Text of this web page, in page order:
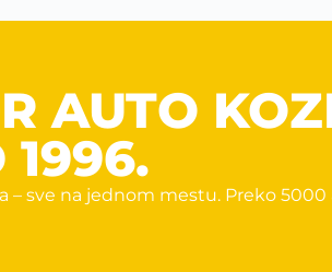
AUTO
1996.
sve na jednom mestu. Preko 5000